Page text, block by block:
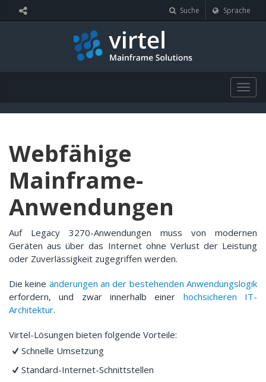
Cookie-Einstellungen Suche Sprache
Webfähige
Mainframe-
Anwendungen
Auf Legacy 3270-Anwendungen muss von modernen
Geräten aus über das Internet ohne Verlust der Leistung
oder Zuverlässigkeit zugegriffen werden.
Die keine änderungen an der bestehenden Anwendungslogik
erfordern, und zwar innerhalb einer hochsicheren IT-
Architektur.
Virtel-Lösungen bieten folgende Vorteile:
Schnelle Umsetzung
Standard-Internet-Schnittstellen